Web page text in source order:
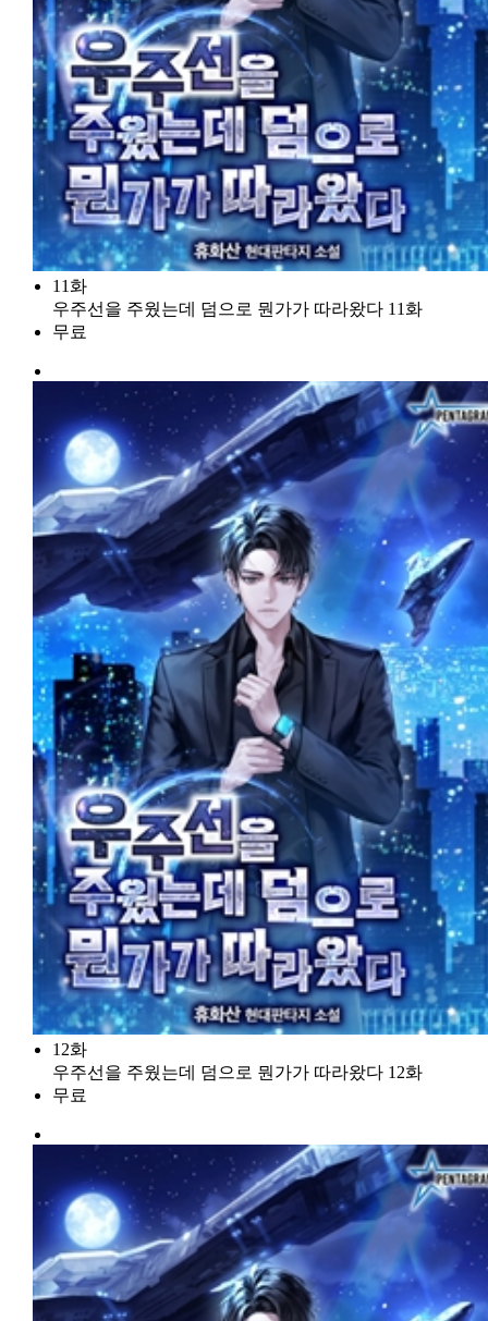
11화
우주선을 주웠는데 덤으로 뭔가가 따라왔다 11화
무료
12화
우주선을 주웠는데 덤으로 뭔가가 따라왔다 12화
무료